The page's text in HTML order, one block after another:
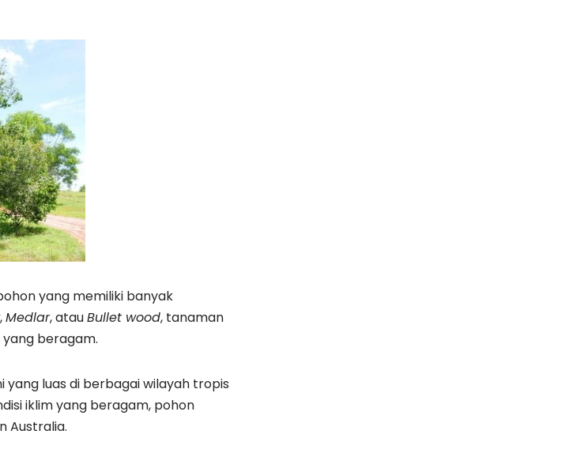
yang memiliki banyak
,Medlar, atauBullet wood, tanaman
beragam.
luas di berbagai wilayah tropis
iklim yang beragam, pohon
Australia.